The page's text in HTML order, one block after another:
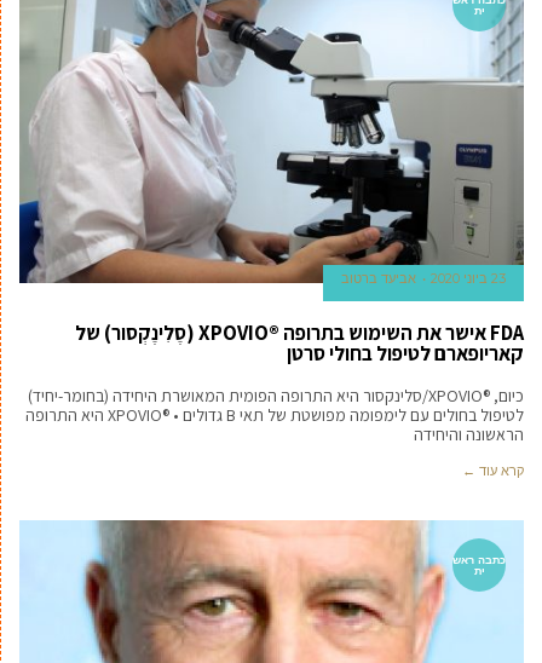
ית
23 ביוני 2020 אביעד ברטוב
FDA אישר את השימוש בתרופה ®XPOVIO (סֶלִינֶקְסור) של
קאריופארם לטיפול בחולי סרטן
כיום, ®XPOVIO/סלינקסור היא התרופה הפומית המאושרת היחידה (בחומר-יחיד)
לטיפול בחולים עם לימפומה מפושטת של תאי B גדולים • ®XPOVIO היא התרופה
הראשונה והיחידה
קרא עוד ←
כתבה ראש
ית